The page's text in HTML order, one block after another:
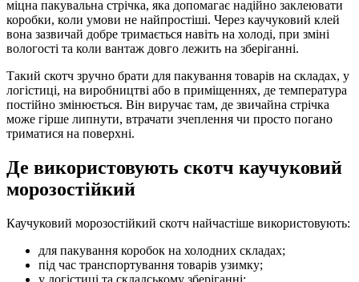
міцна пакувальна стрічка, яка допомагає надійно заклеювати
коробки, коли умови не найпростіші. Через каучуковий клей
вона зазвичай добре тримається навіть на холоді, при зміні
вологості та коли вантаж довго лежить на зберіганні.
Такий скотч зручно брати для пакування товарів на складах, у
логістиці, на виробництві або в приміщеннях, де температура
постійно змінюється. Він виручає там, де звичайна стрічка
може гірше липнути, втрачати зчеплення чи просто погано
триматися на поверхні.
Де використовують скотч каучуковий
морозостійкий
Каучуковий морозостійкий скотч найчастіше використовують:
для пакування коробок на холодних складах;
під час транспортування товарів узимку;